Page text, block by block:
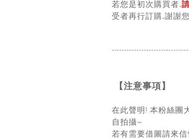
若您是初次購買者.
受者再行訂購.謝謝
【注意事項】
在此聲明! 本粉絲團
自拍攝~
若有需要借圖請來